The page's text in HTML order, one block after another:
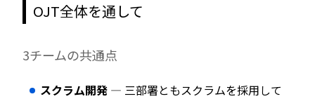
OJT全体を通して
3チームの共通点
スクラム開発 — 三部署ともスクラムを採用して